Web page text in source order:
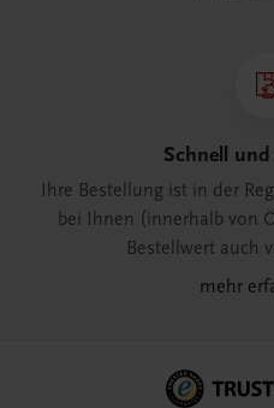
Schnell
Ihre Bestellung ist in der
bei Ihnen (innerhalb von
Bestellwert auch
mehr